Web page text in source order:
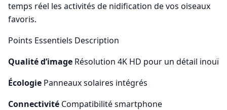
temps réel les activités de nidification de vos oiseaux
favoris.
Points Essentiels Description
Qualité d’image Résolution 4K HD pour un détail inouï
Écologie Panneaux solaires intégrés
Connectivité Compatibilité smartphone